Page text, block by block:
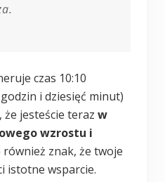
czas 10:10
i dziesięć minut)
że jesteście teraz w
wzrostu i
również znak, że twoje
istotne wsparcie.